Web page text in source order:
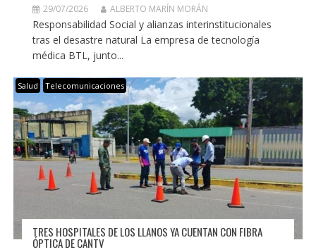
29/07/2026 ALBERTO MARÍN MORÁN
Responsabilidad Social y alianzas interinstitucionales
tras el desastre natural La empresa de tecnología
médica BTL, junto...
Salud Telecomunicaciones
TRES HOSPITALES DE LOS LLANOS YA CUENTAN CON FIBRA
ÓPTICA DE CANTV